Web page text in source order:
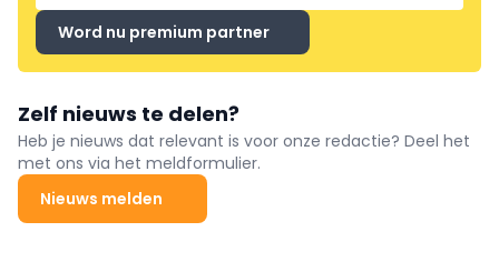
Word nu premium partner
Zelf nieuws te delen?
Heb je nieuws dat relevant is voor onze redactie? Deel het
met ons via het meldformulier.
Nieuws melden